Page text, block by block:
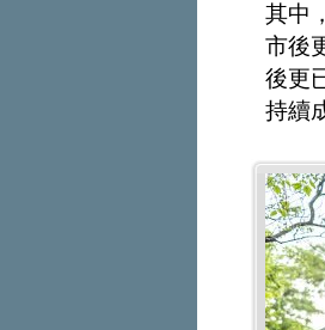
其中
市後
後更
持續